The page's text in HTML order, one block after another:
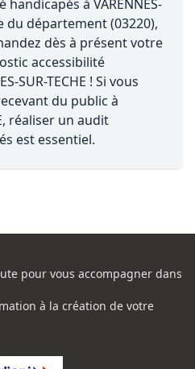
à VARENNES-
du département (03220),
dès à présent votre
accessibilité
SUR-TECHE ! Si vous
du public à
réaliser un audit
est essentiel.
pour vous accompagner dans
à la création de votre